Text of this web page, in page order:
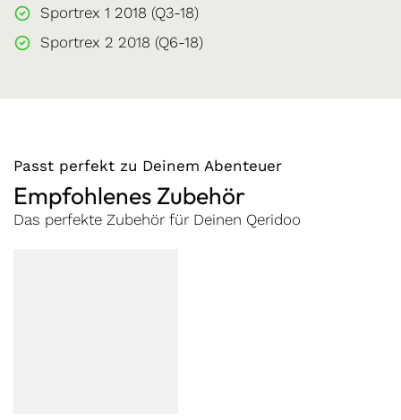
Sportrex 1 2018 (Q3-18)
Sportrex 2 2018 (Q6-18)
Passt perfekt zu Deinem Abenteuer
Empfohlenes Zubehör
Das perfekte Zubehör für Deinen Qeridoo